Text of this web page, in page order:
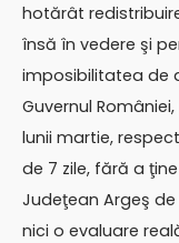
hotărât
însă în vedere şi
imposibilitatea de
Guvernul
lunii martie,
de 7 zile, fără a
Judeţean Argeş
nici o evaluare